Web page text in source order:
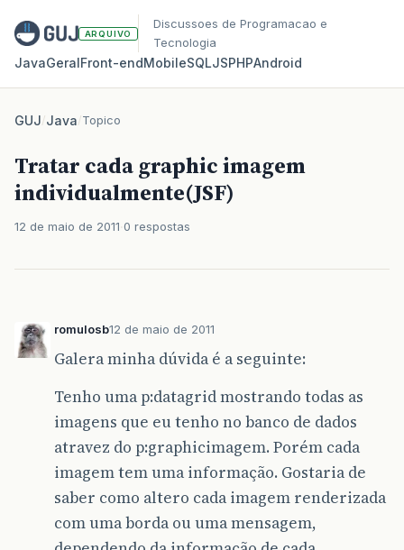
ARQUIVO
Discussoes de Programacao e
Tecnologia
JavaGeralFront‑endMobileSQLJSPHPAndroid
GUJ/Java/Topico
Tratar cada graphic imagem
individualmente(JSF)
12 de maio de 2011 0 respostas
romulosb12 de maio de 2011
Galera minha dúvida é a seguinte:
Tenho uma p:datagrid mostrando todas as
imagens que eu tenho no banco de dados
atravez do p:graphicimagem. Porém cada
imagem tem uma informação. Gostaria de
saber como altero cada imagem renderizada
com uma borda ou uma mensagem,